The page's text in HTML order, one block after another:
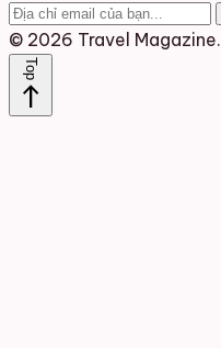
© 2026 Travel Magazine.
Top
north